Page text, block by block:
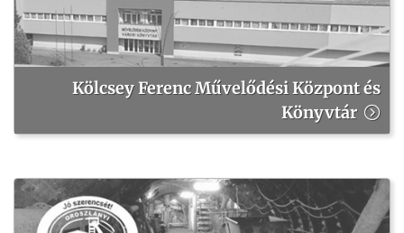
Kölcsey Ferenc Művelődési Központ és
Könyvtár